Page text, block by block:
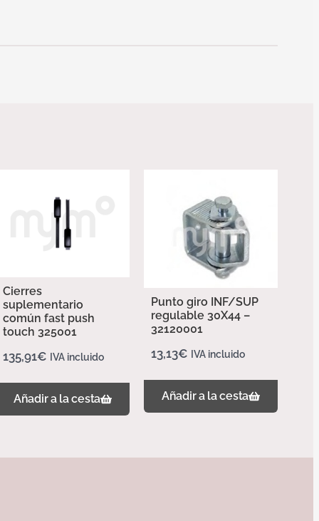
Cierres
suplementario
común fast push
touch 325001
135,91€ IVA incluido
Añadir a la cesta
Punto giro INF/SUP
regulable 30X44 –
32120001
13,13€ IVA incluido
Añadir a la cesta